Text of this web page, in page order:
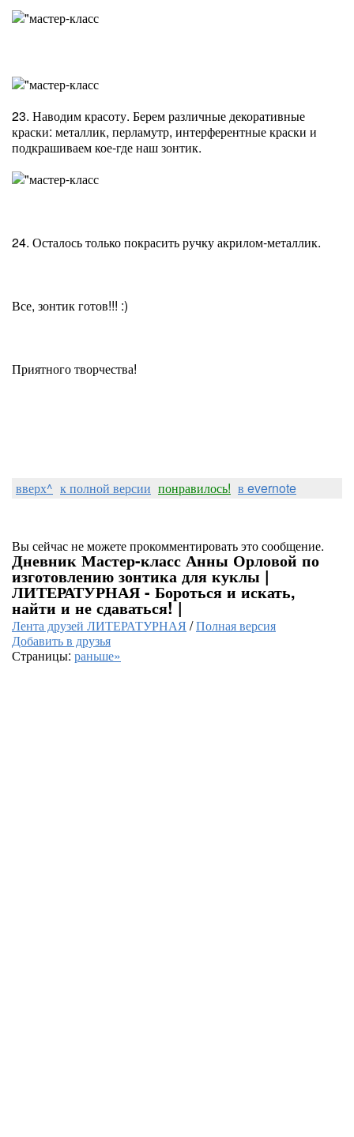
23. Наводим красоту. Берем различные декоративные
краски: металлик, перламутр, интерферентные краски и
подкрашиваем кое-где наш зонтик.
24. Осталось только покрасить ручку акрилом-металлик.
Все, зонтик готов!!! :)
Приятного творчества!
вверх^ к полной версии понравилось! в evernote
Вы сейчас не можете прокомментировать это сообщение.
Дневник Мастер-класс Анны Орловой по
изготовлению зонтика для куклы |
ЛИТЕРАТУРНАЯ - Бороться и искать,
найти и не сдаваться! |
Лента друзей ЛИТЕРАТУРНАЯ /Полная версия
Добавить в друзья
Страницы: раньше»